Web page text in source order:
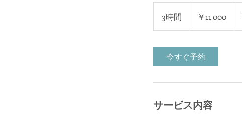
3時間
時
￥11,000
今すぐ予約
サービス内容